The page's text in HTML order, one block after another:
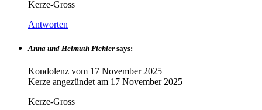
Kerze-Gross
Antworten
Anna und Helmuth Pichler says:
Kondolenz vom 17 November 2025
Kerze angezündet am 17 November 2025
Kerze-Gross